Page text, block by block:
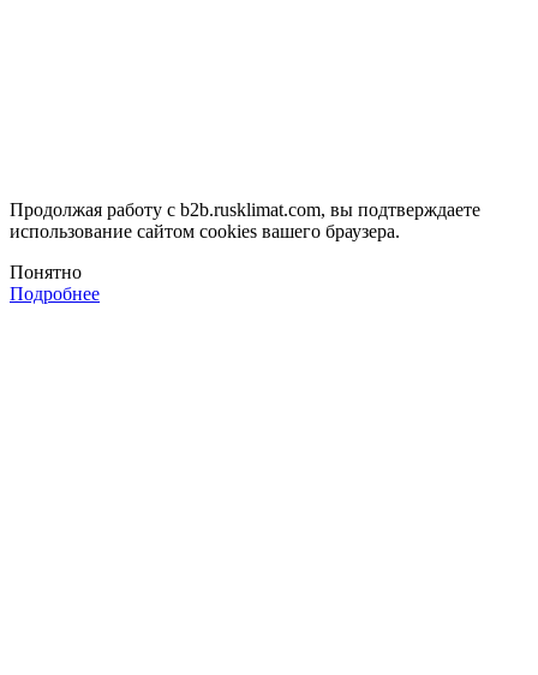
Продолжая работу с b2b.rusklimat.com, вы подтверждаете
использование сайтом cookies вашего браузера.
Понятно
Подробнее